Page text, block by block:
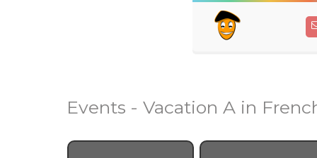
Events - Vacation A in